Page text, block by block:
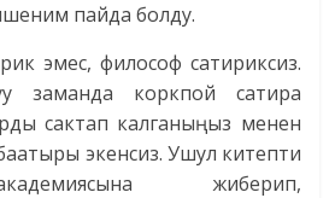
пайда болду.
эмес, философ сатириксиз.
заманда коркпой сатира
сактап калганыңыз менен
экенсиз. Ушул китепти
жиберип,